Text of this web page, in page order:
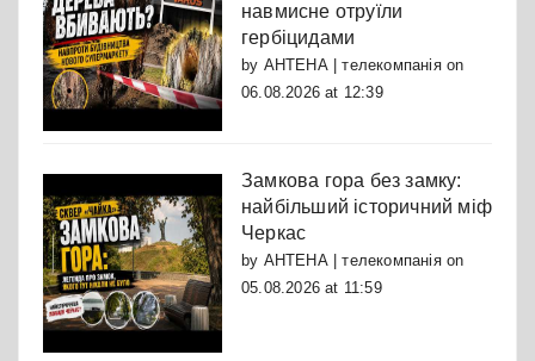
навмисне отруїли
гербіцидами
by АНТЕНА | телекомпаніяon
06.08.2026 at 12:39
Замкова гора без замку:
найбільший історичний міф
Черкас
by АНТЕНА | телекомпаніяon
05.08.2026 at 11:59